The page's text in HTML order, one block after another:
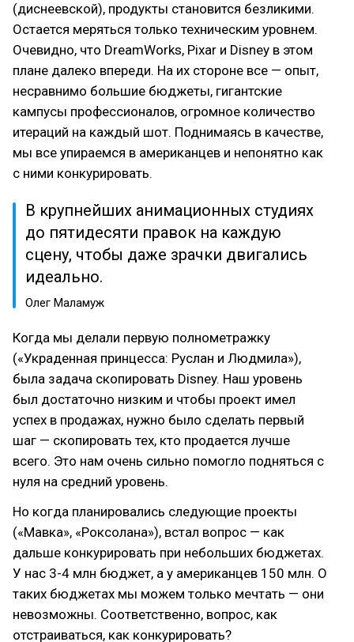
(диснеевской), продукты становится безликими.
Остается меряться только техническим уровнем.
Очевидно, что DreamWorks, Pixar и Disney в этом
плане далеко впереди. На их стороне все — опыт,
несравнимо большие бюджеты, гигантские
кампусы профессионалов, огромное количество
итераций на каждый шот. Поднимаясь в качестве,
мы все упираемся в американцев и непонятно как
с ними конкурировать.
В крупнейших анимационных студиях
до пятидесяти правок на каждую
сцену, чтобы даже зрачки двигались
идеально.
Олег Маламуж
Когда мы делали первую полнометражку
(«Украденная принцесса: Руслан и Людмила»),
была задача скопировать Disney. Наш уровень
был достаточно низким и чтобы проект имел
успех в продажах, нужно было сделать первый
шаг — скопировать тех, кто продается лучше
всего. Это нам очень сильно помогло подняться с
нуля на средний уровень.
Но когда планировались следующие проекты
(«Мавка», «Роксолана»), встал вопрос — как
дальше конкурировать при небольших бюджетах.
У нас 3-4 млн бюджет, а у американцев 150 млн. О
таких бюджетах мы можем только мечтать — они
невозможны. Соответственно, вопрос, как
отстраиваться, как конкурировать?